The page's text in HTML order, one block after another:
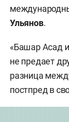
Ульянов.
«Башар Асад
не предает
разница
постпред в